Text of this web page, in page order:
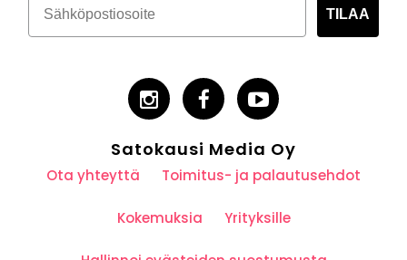
TILAA
Satokausi Media Oy
Ota yhteyttä Toimitus- ja palautusehdot
Kokemuksia Yrityksille